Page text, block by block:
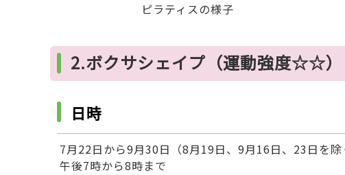
ピラティスの様子
2.ボクサシェイプ（運動強度☆☆）
日時
7月22日から9月30日（8月19日、9月16日、23日を
午後7時から8時まで